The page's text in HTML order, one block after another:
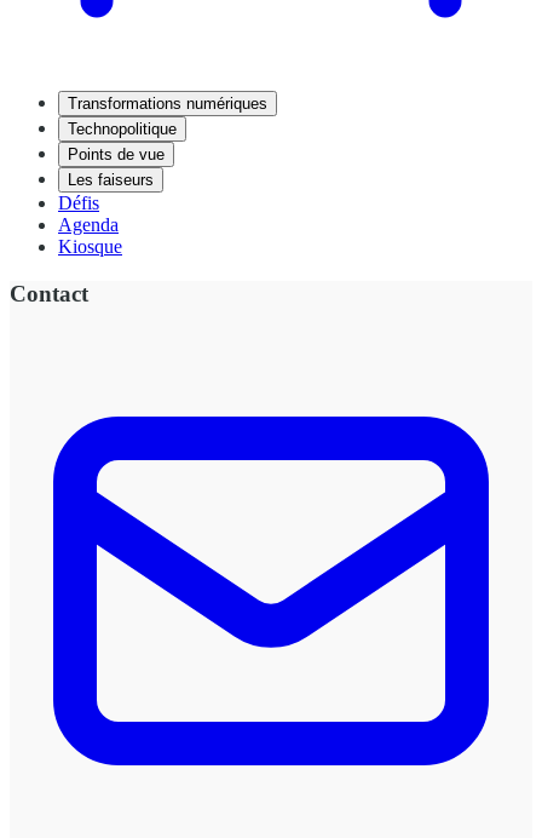
Transformations numériques
Technopolitique
Points de vue
Les faiseurs
Défis
Agenda
Kiosque
Contact